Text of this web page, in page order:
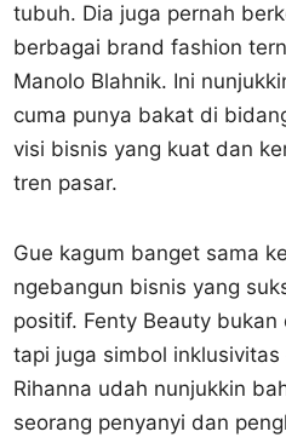
tubuh. Dia juga pernah
berbagai brand fashion
Manolo Blahnik. Ini
cuma punya bakat di
visi bisnis yang kuat dan
tren pasar.
Gue kagum banget sama
ngebangun bisnis yang
positif. Fenty Beauty
tapi juga simbol
Rihanna udah nunjukkin
seorang penyanyi dan